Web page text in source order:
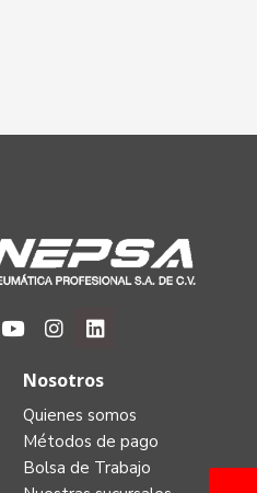
Nosotros
Quienes somos
Métodos de pago
Bolsa de Trabajo